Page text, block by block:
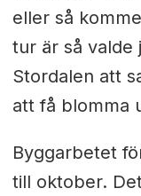
eller så
tur är så valde
Stordalen att
att få blomma
Byggarbetet
till oktober.